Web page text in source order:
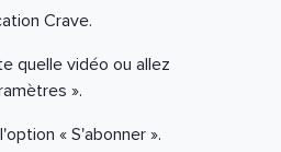
Crave.
quelle vidéo ou allez
».
« S'abonner ».